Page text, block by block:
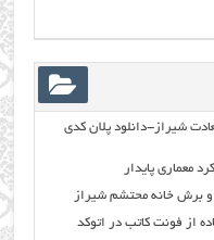
شیراز-دانلود پلان کدی
معماری پایدار
و برش خانه محتشم شیراز
از فونت کاتب در اتوکد